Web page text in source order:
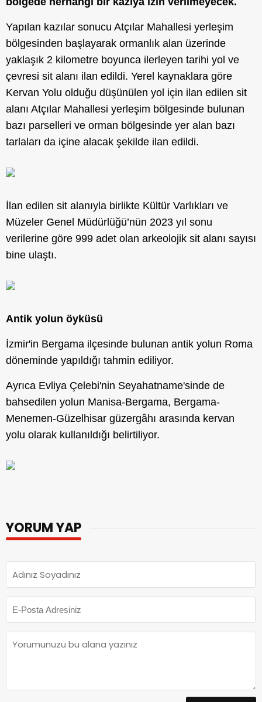
Yapılan kazılar sonucu Atçılar Mahallesi yerleşim
bölgesinden başlayarak ormanlık alan üzerinde
yaklaşık 2 kilometre boyunca ilerleyen tarihi yol ve
çevresi sit alanı ilan edildi. Yerel kaynaklara göre
Kervan Yolu olduğu düşünülen yol için ilan edilen sit
alanı Atçılar Mahallesi yerleşim bölgesinde bulunan
bazı parselleri ve orman bölgesinde yer alan bazı
tarlaları da içine alacak şekilde ilan edildi.
İlan edilen sit alanıyla birlikte Kültür Varlıkları ve
Müzeler Genel Müdürlüğü’nün 2023 yıl sonu
verilerine göre 999 adet olan arkeolojik sit alanı sayısı
bine ulaştı.
Antik yolun öyküsü
İzmir'in Bergama ilçesinde bulunan antik yolun Roma
döneminde yapıldığı tahmin ediliyor.
Ayrıca Evliya Çelebi'nin Seyahatname'sinde de
bahsedilen yolun Manisa-Bergama, Bergama-
Menemen-Güzelhisar güzergâhı arasında kervan
yolu olarak kullanıldığı belirtiliyor.
YORUM YAP